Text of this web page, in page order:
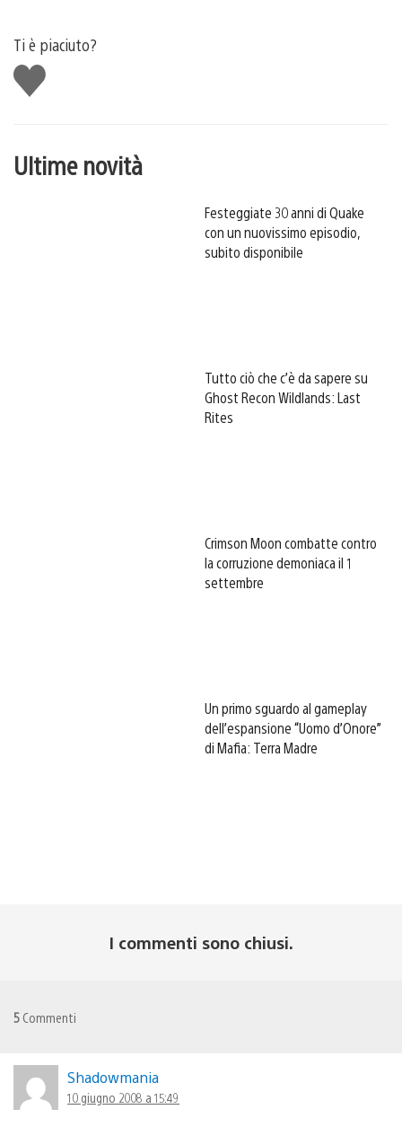
Ti è piaciuto?
Mi
piace
Ultime novità
Festeggiate 30 anni di Quake
con un nuovissimo episodio,
subito disponibile
Tutto ciò che c’è da sapere su
Ghost Recon Wildlands: Last
Rites
Crimson Moon combatte contro
la corruzione demoniaca il 1
settembre
Un primo sguardo al gameplay
dell’espansione “Uomo d’Onore”
di Mafia: Terra Madre
I commenti sono chiusi.
5 Commenti
Shadowmania
10 giugno 2008 a 15:49